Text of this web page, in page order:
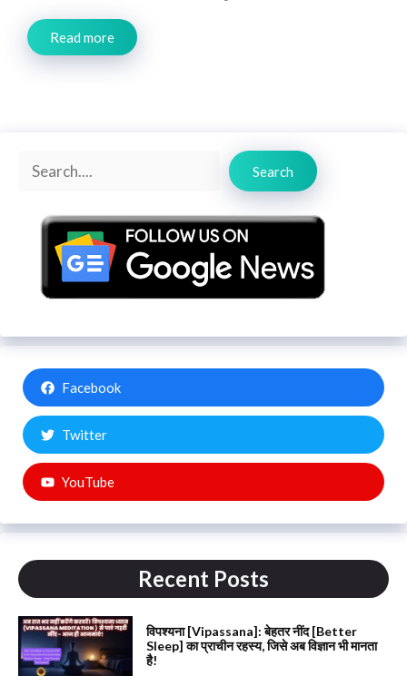
Read more
Search
Search
Facebook
Twitter
YouTube
Recent Posts
विपश्यना [Vipassana]: बेहतर नींद [Better
Sleep] का प्राचीन रहस्य, जिसे अब विज्ञान भी मानता
है!